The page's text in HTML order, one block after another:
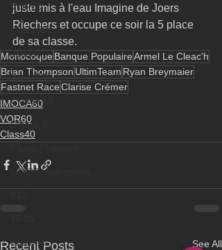
VOR60
Class Rhum
JMD54
Botin 52
Classe 50
Figaro 3
L&#39;Hydroptère
Business
juste mis à l'eau Imagine de Joers
Riechers et occupe ce soir la 5 place
de sa classe.
Monocoque Banque PopulaireArmel Le Cleac'h
Brian Thompson UltimTeam Ryan Breymaier
Fastnet RaceClarise Crémer
IMOCA60
VOR60
Class40
Recent Posts See All